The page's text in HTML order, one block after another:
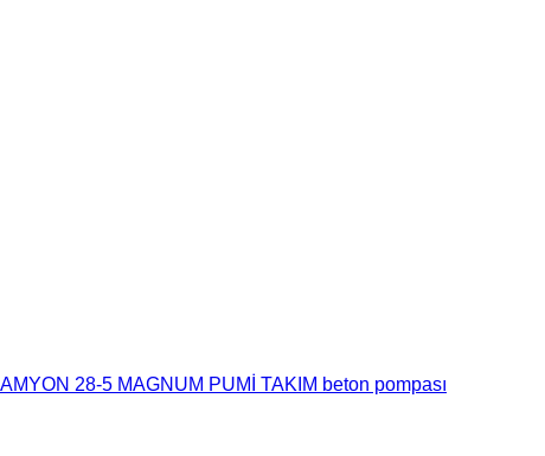
28-5 MAGNUM PUMİ TAKIM beton pompası